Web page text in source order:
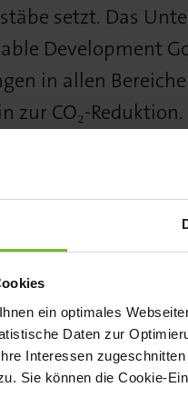
ein optimales
Daten zur
Interessen
Sie können die Cookie-
setzt. Das
Development
in allen
zur CO₂-
dass die
zugänglich
kultur
Kategorie zählten
Cocktail